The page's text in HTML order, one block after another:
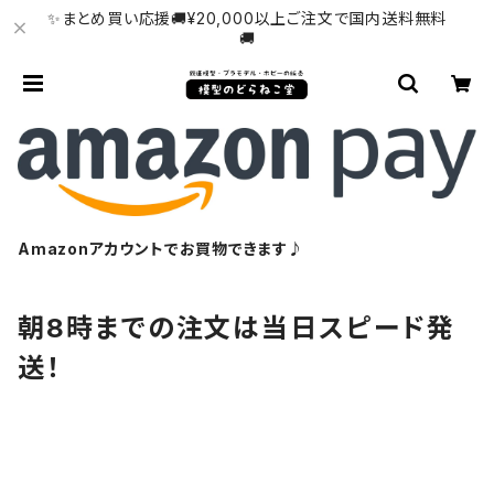
✨まとめ買い応援🚚¥20,000以上ご注文で国内送料無料
🚚
Amazonアカウントでお買物できます♪
朝8時までの注文は当日スピード発
送！